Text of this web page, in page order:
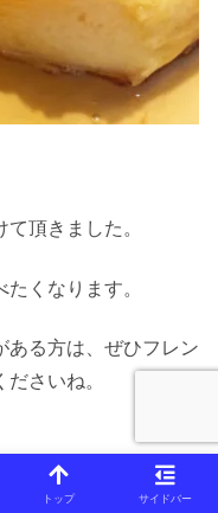
頂きました。
くなります。
ある方は、ぜひフレン
さいね。
トップ サイドバー